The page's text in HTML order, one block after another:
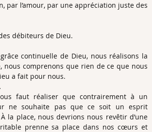
par l’amour, par une appréciation juste des
débiteurs de Dieu.
continuelle de Dieu, nous réalisons la
nous comprenons que rien de ce que nous
a fait pour nous.
faut réaliser que contrairement à un
ne souhaite pas que ce soit un esprit
la place, nous devrions nous revêtir d’une
prenne sa place dans nos cœurs et